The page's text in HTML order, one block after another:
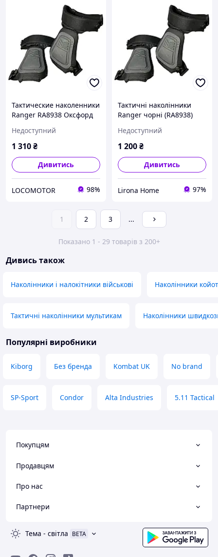
Тактические наколенники
Ranger RA8938 Оксфорд
Недоступний
1 310₴
Дивитись
LOCOMOTOR 98%
Тактичні наколінники
Ranger чорні (RA8938)
Недоступний
1 200₴
Дивитись
Lirona Home 97%
1 2 3 ...
Показано 1 - 29 товарів з 200+
Дивись також
Наколінники і налокітники військові Наколінники койот
Тактичні наколінники мультикам Наколінники
Популярні виробники
Kiborg Без бренда Kombat UK No brand
SP-Sport Condor Alta Industries 5.11 Tactical
Покупцям
Продавцям
Про нас
Партнери
Тема - світла BETA